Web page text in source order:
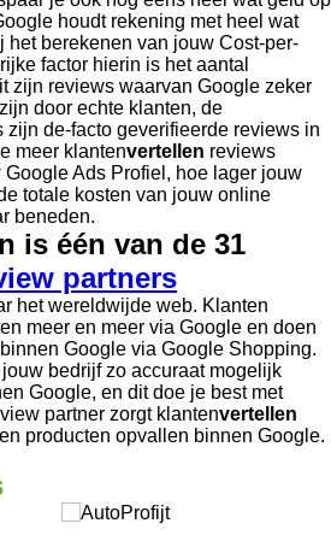
houdt rekening met heel wat
het berekenen van jouw Cost-per-
factor hierin is het aantal
zijn reviews waarvan Google zeker
door echte klanten, de
zijn de-facto geverifieerde reviews in
meer klantenvertellen reviews
Ads Profiel, hoe lager jouw
totale kosten van jouw online
beneden.
is één van de 31
partners
het wereldwijde web. Klanten
meer en meer via Google en doen
Google via Google Shopping.
bedrijf zo accuraat mogelijk
Google, en dit doe je best met
partner zorgt klantenvertellen
producten opvallen binnen Google.